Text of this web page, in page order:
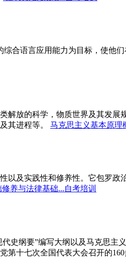
合语言应用能力为目标，使他
放的科学，物质世界及其发展
其进程等。
马克思主义基本原理
以及实践性和修养性。它包罗
养与法律基础...自考培训
史纲要”编写大纲以及马克思主
十七次全国代表大会召开的160